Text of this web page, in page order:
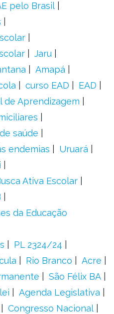
pelo Brasil
Jaru
Amapá
curso EAD
EAD
de Aprendizagem
saúde
endemias
Uruará
Ativa Escolar
da Educação
PL 2324/24
Rio Branco
Acre
São Félix BA
Agenda Legislativa
Congresso Nacional